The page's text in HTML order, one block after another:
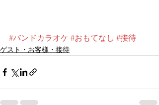
#バンドカラオケ #おもてなし #接待
ゲスト・お客様・接待